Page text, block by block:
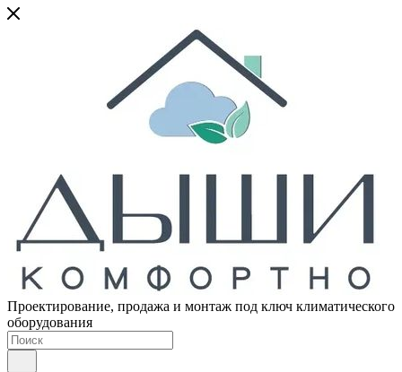
Проектирование, продажа и монтаж под ключ климатического
оборудования